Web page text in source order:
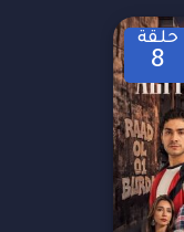
حلقة
8